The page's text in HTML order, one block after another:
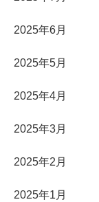
2025年6月
2025年5月
2025年4月
2025年3月
2025年2月
2025年1月